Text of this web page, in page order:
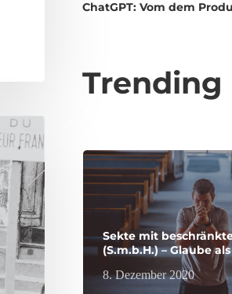
ChatGPT: Vom dem
Trending
Sekte mit
(S.m.b.H.) – Glaube
8. Dezember 2020